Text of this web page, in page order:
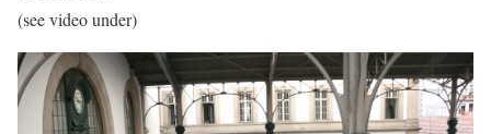
(see video under)